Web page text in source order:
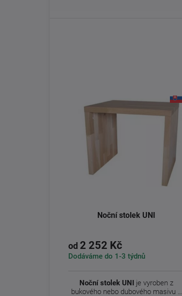
Noční stolek UNI
od 2 252 Kč
Dodáváme do 1-3 týdnů
Noční stolek UNI je vyroben z
bukového nebo dubového masivu s